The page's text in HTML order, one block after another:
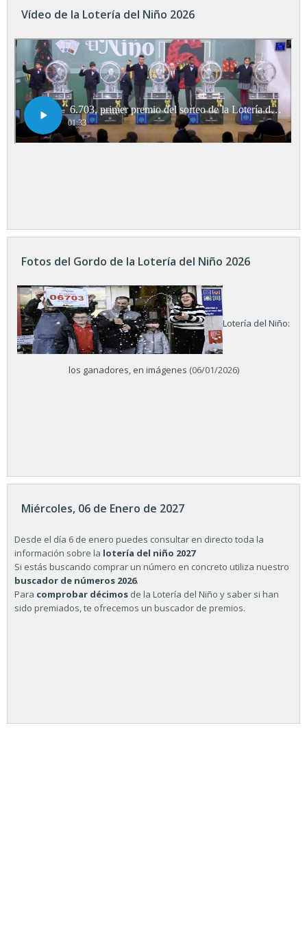
Vídeo de la Lotería del Niño 2026
Fotos del Gordo de la Lotería del Niño 2026
Lotería del Niño:
los ganadores, en imágenes (06/01/2026)
Miércoles, 06 de Enero de 2027
Desde el día 6 de enero puedes consultar en directo toda la
información sobre la lotería del niño 2027
Si estás buscando comprar un número en concreto utiliza nuestro
buscador de números 2026.
Para comprobar décimos de la Lotería del Niño y saber si han
sido premiados, te ofrecemos un buscador de premios.